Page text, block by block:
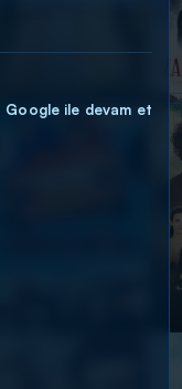
Google ile devam et